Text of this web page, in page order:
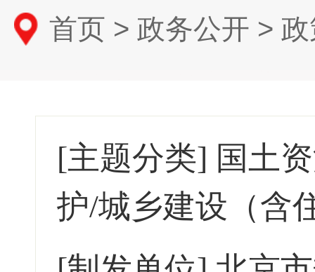
首页 > 政务公开 >
[主题分类] 国土
护/城乡建设（含